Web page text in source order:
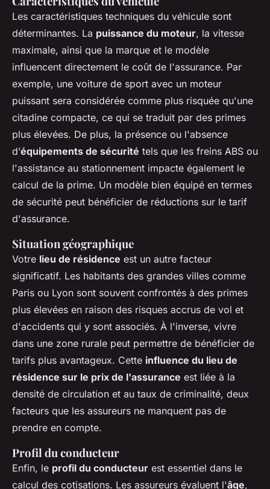
Les caractéristiques techniques du véhicule sont
déterminantes. La puissance du moteur, la vitesse
maximale, ainsi que la marque et le modèle
influencent directement le coût de l'assurance. Par
exemple, une voiture de sport avec un moteur
puissant sera considérée comme plus risquée qu'une
citadine compacte, ce qui se traduit par des primes
plus élevées. De plus, la présence ou l'absence
d’équipements de sécurité tels que les freins ABS ou
l'assistance au stationnement impacte également le
calcul de la prime. Un modèle bien équipé en termes
de sécurité peut bénéficier de réductions sur le tarif
d'assurance.
Situation géographique
Votre lieu de résidence est un autre facteur
significatif. Les habitants des grandes villes comme
Paris ou Lyon sont souvent confrontés à des primes
plus élevées en raison des risques accrus de vol et
d'accidents qui y sont associés. À l'inverse, vivre
dans une zone rurale peut permettre de bénéficier de
tarifs plus avantageux. Cette influence du lieu de
résidence sur le prix de l'assurance est liée à la
densité de circulation et au taux de criminalité, deux
facteurs que les assureurs ne manquent pas de
prendre en compte.
Profil du conducteur
Enfin, le profil du conducteur est essentiel dans le
calcul des cotisations. Les assureurs évaluent l'âge,